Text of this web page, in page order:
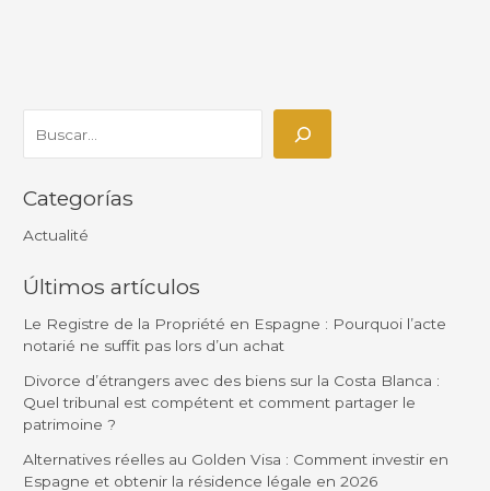
Categorías
Actualité
Últimos artículos
Le Registre de la Propriété en Espagne : Pourquoi l’acte
notarié ne suffit pas lors d’un achat
Divorce d’étrangers avec des biens sur la Costa Blanca :
Quel tribunal est compétent et comment partager le
patrimoine ?
Alternatives réelles au Golden Visa : Comment investir en
Espagne et obtenir la résidence légale en 2026